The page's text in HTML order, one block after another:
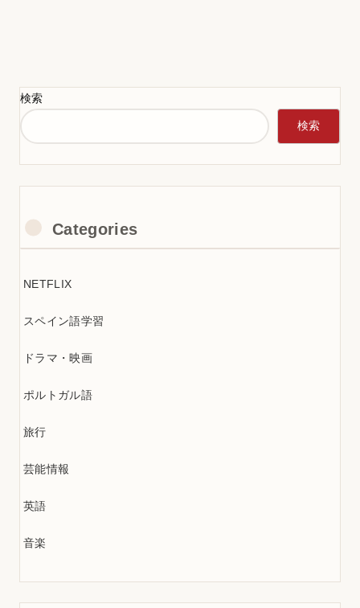
検索
検索
Categories
NETFLIX
スペイン語学習
ドラマ・映画
ポルトガル語
旅行
芸能情報
英語
音楽